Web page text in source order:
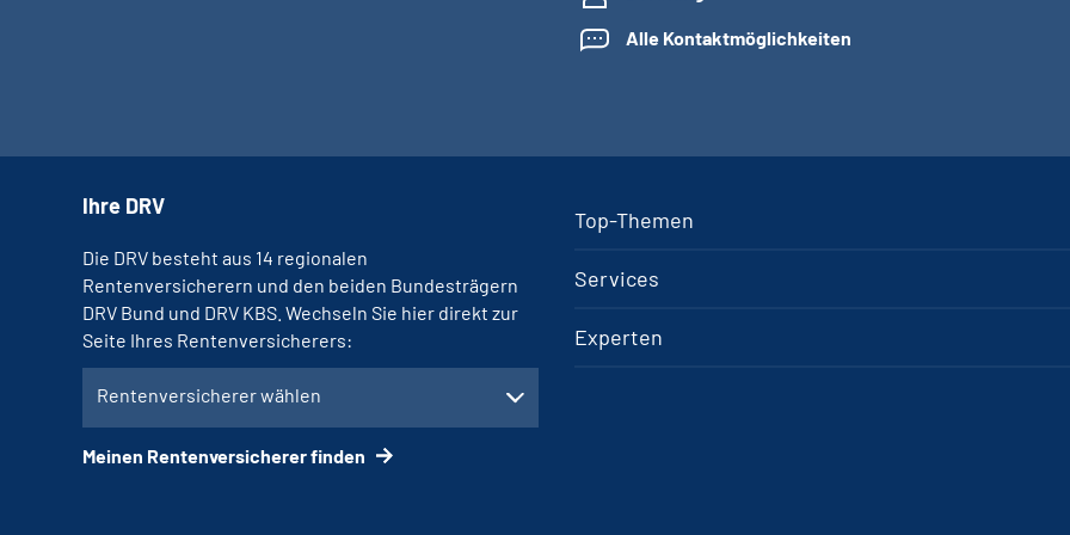
Alle Kontaktmöglichkeiten
Top-Themen
Services
Experten
Ihre DRV
Die DRV besteht aus 14 regionalen
Rentenversicherern und den beiden Bundesträgern
DRV Bund und DRV KBS. Wechseln Sie hier direkt zur
Seite Ihres Rentenversicherers:
Rentenversicherer wählen
Meinen Rentenversicherer finden